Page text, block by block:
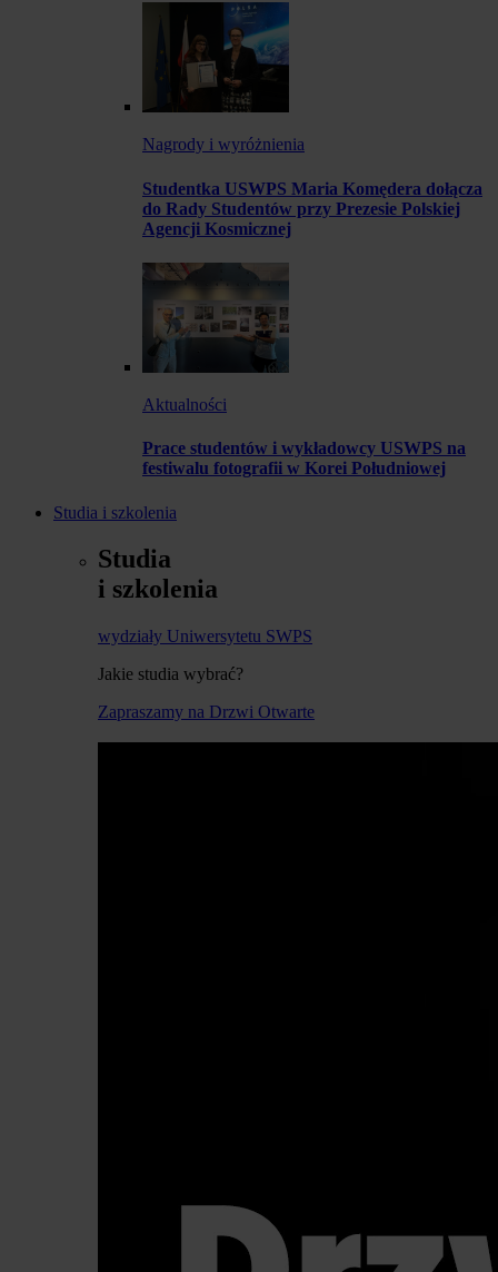
Nagrody i wyróżnienia
Studentka USWPS Maria Komędera dołącza
do Rady Studentów przy Prezesie Polskiej
Agencji Kosmicznej
Aktualności
Prace studentów i wykładowcy USWPS na
festiwalu fotografii w Korei Południowej
Studia i szkolenia
Studia
i szkolenia
wydziały Uniwersytetu SWPS
Jakie studia wybrać?
Zapraszamy na Drzwi Otwarte